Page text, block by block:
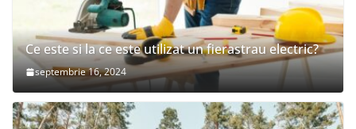
Ce este si la ce este utilizat un fierastrau electric?
septembrie 16, 2024